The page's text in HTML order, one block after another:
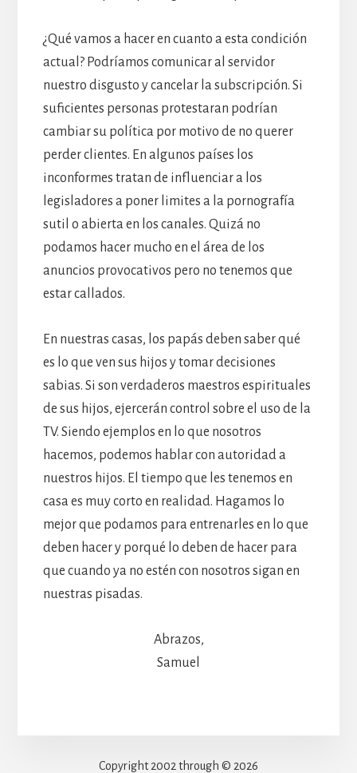
¿Qué vamos a hacer en cuanto a esta condición
actual? Podríamos comunicar al servidor
nuestro disgusto y cancelar la subscripción. Si
suficientes personas protestaran podrían
cambiar su política por motivo de no querer
perder clientes. En algunos países los
inconformes tratan de influenciar a los
legisladores a poner limites a la pornografía
sutil o abierta en los canales. Quizá no
podamos hacer mucho en el área de los
anuncios provocativos pero no tenemos que
estar callados.
En nuestras casas, los papás deben saber qué
es lo que ven sus hijos y tomar decisiones
sabias. Si son verdaderos maestros espirituales
de sus hijos, ejercerán control sobre el uso de la
TV. Siendo ejemplos en lo que nosotros
hacemos, podemos hablar con autoridad a
nuestros hijos. El tiempo que les tenemos en
casa es muy corto en realidad. Hagamos lo
mejor que podamos para entrenarles en lo que
deben hacer y porqué lo deben de hacer para
que cuando ya no estén con nosotros sigan en
nuestras pisadas.
Abrazos,
Samuel
Copyright 2002 through © 2026